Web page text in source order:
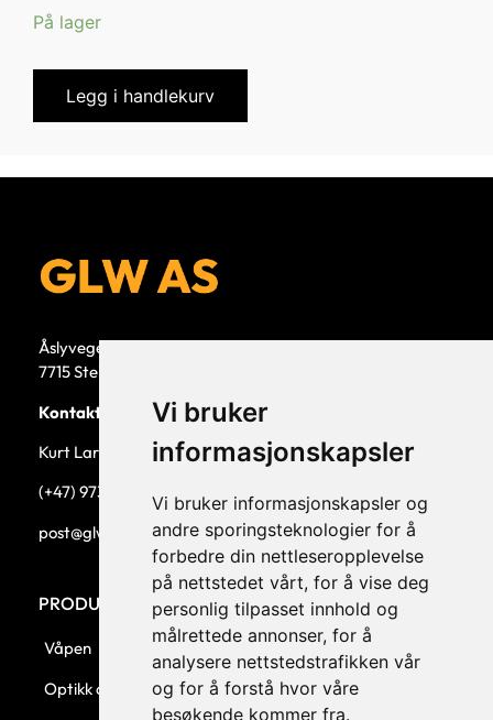
Vi bruker
informasjonskapsler
Vi bruker informasjonskapsler og
andre sporingsteknologier for å
forbedre din nettleseropplevelse
på nettstedet vårt, for å vise deg
personlig tilpasset innhold og
målrettede annonser, for å
analysere nettstedstrafikken vår
og for å forstå hvor våre
besøkende kommer fra.
På lager
Legg i handlekurv
Åslyvegen 5b
7715 Steinkjer
Kontaktperson
Kurt Larsen, daglig leder.
(+47) 973 33 332
post@glw.no
PRODUKTKATEGORIER
Våpen
Optikk og montasjer